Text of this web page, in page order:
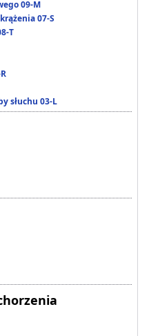
09-M
07-S
T
słuchu 03-L